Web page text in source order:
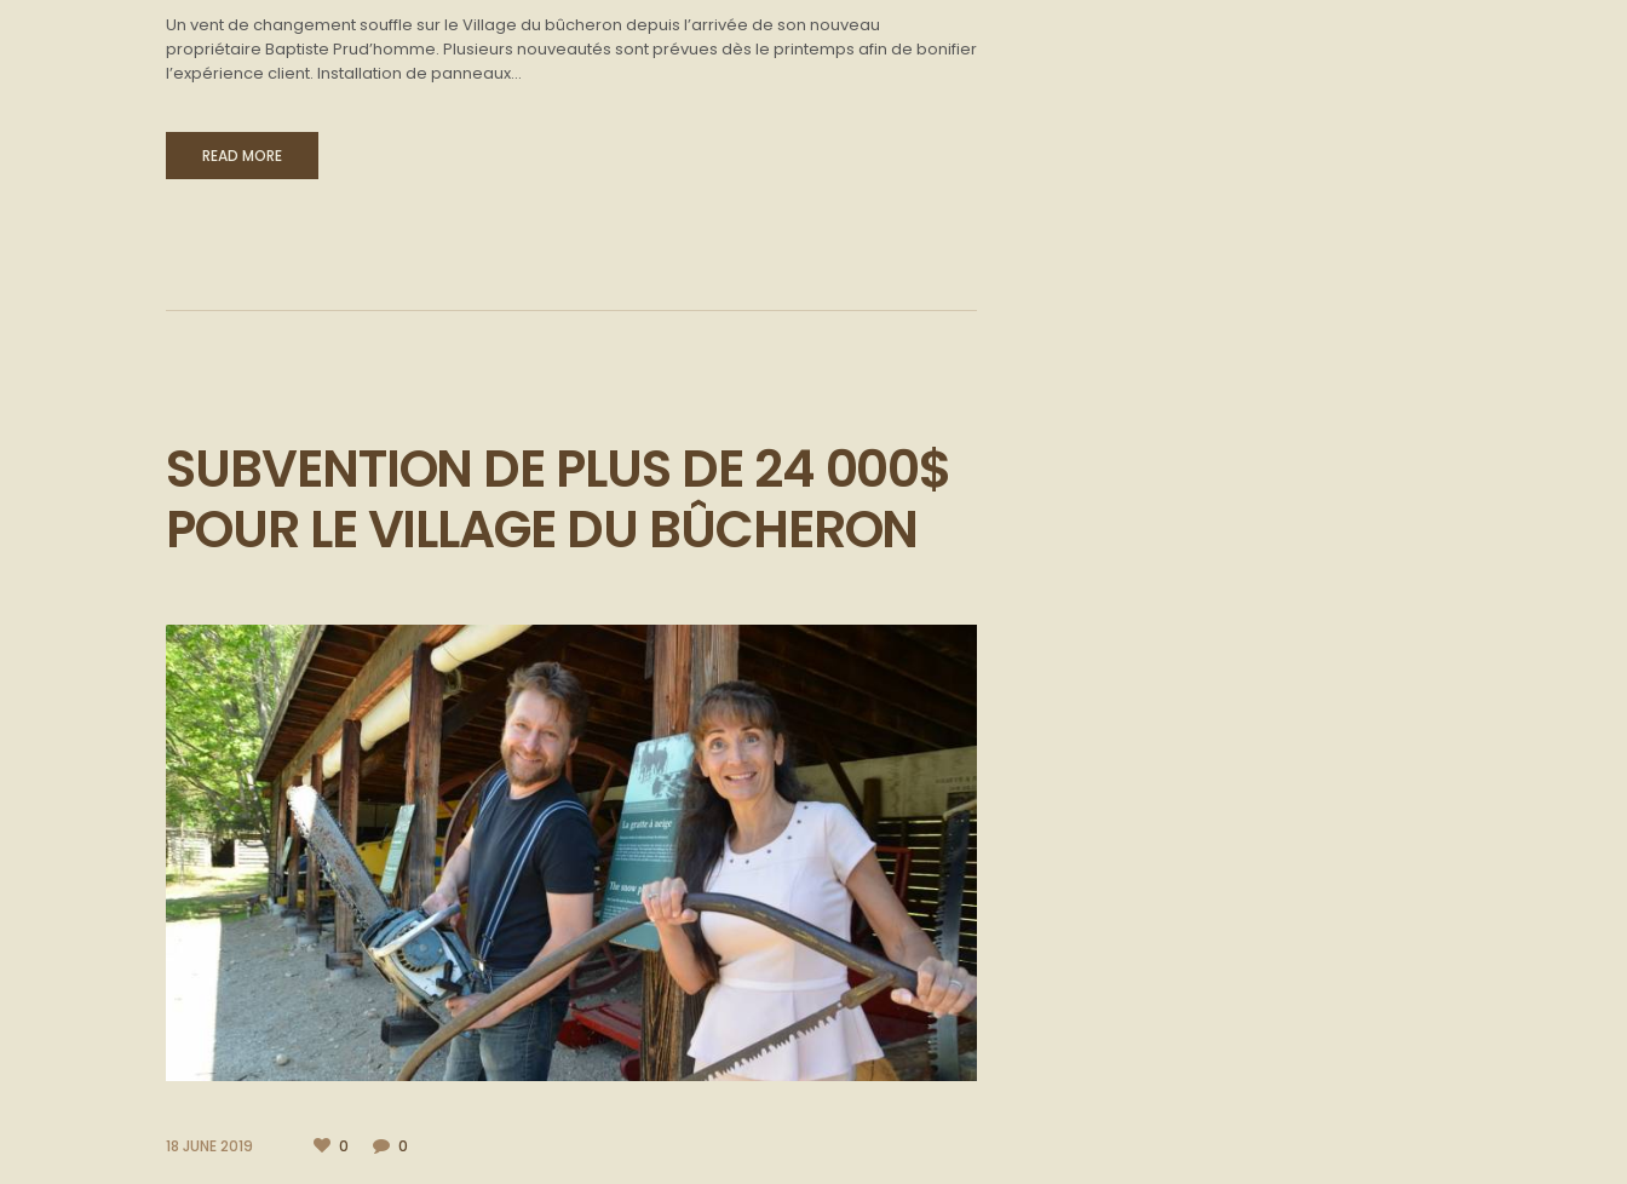
Un vent de changement souffle sur le Village du bûcheron depuis l’arrivée de son nouveau
propriétaire Baptiste Prud’homme. Plusieurs nouveautés sont prévues dès le printemps afin de bonifier
l’expérience client. Installation de panneaux...
READ MORE
SUBVENTION DE PLUS DE 24 000$
POUR LE VILLAGE DU BÛCHERON
18 JUNE 2019 0 0